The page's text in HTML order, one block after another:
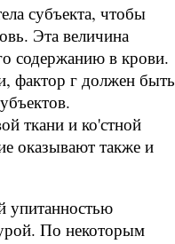
субъекта, чтобы
Эта величина
содержанию в крови.
фактор г должен быть
ткани и ко'стной
оказывают также и
упитанностью
По некоторым